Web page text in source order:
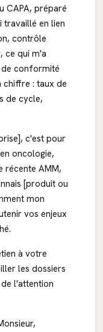
CAPA, préparé
travaillé en lien
contrôle
ce qui m'a
conformité
chiffre : taux de
de cycle,
c'est pour
oncologie,
récente AMM,
[produit ou
mon
vos enjeux
à votre
les dossiers
l'attention